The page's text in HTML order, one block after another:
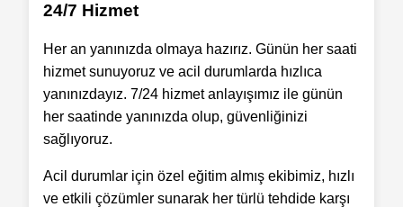
24/7 Hizmet
Her an yanınızda olmaya hazırız. Günün her saati
hizmet sunuyoruz ve acil durumlarda hızlıca
yanınızdayız. 7/24 hizmet anlayışımız ile günün
her saatinde yanınızda olup, güvenliğinizi
sağlıyoruz.
Acil durumlar için özel eğitim almış ekibimiz, hızlı
ve etkili çözümler sunarak her türlü tehdide karşı